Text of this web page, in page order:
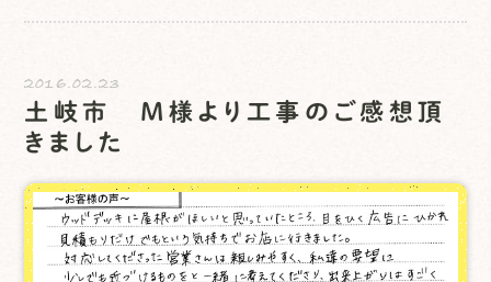
2016.02.23
土岐市 M様より工事のご感想頂
きました